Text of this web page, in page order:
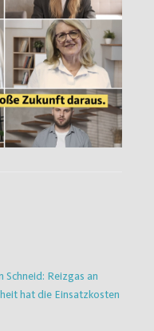
Reizgas an
hat die Einsatzkosten